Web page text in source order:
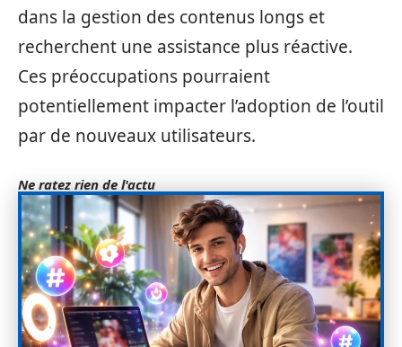
dans la gestion des contenus longs et
recherchent une assistance plus réactive.
Ces préoccupations pourraient
potentiellement impacter l’adoption de l’outil
par de nouveaux utilisateurs.
Ne ratez rien de l'actu